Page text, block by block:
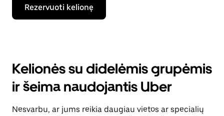
Rezervuoti kelionę
Kelionės su didelėmis grupėmis
ir šeima naudojantis Uber
Nesvarbu, ar jums reikia daugiau vietos ar specialių